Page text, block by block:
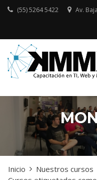
Skip
(55) 5264 5422 Av.
Inicio
Nuestros cursos